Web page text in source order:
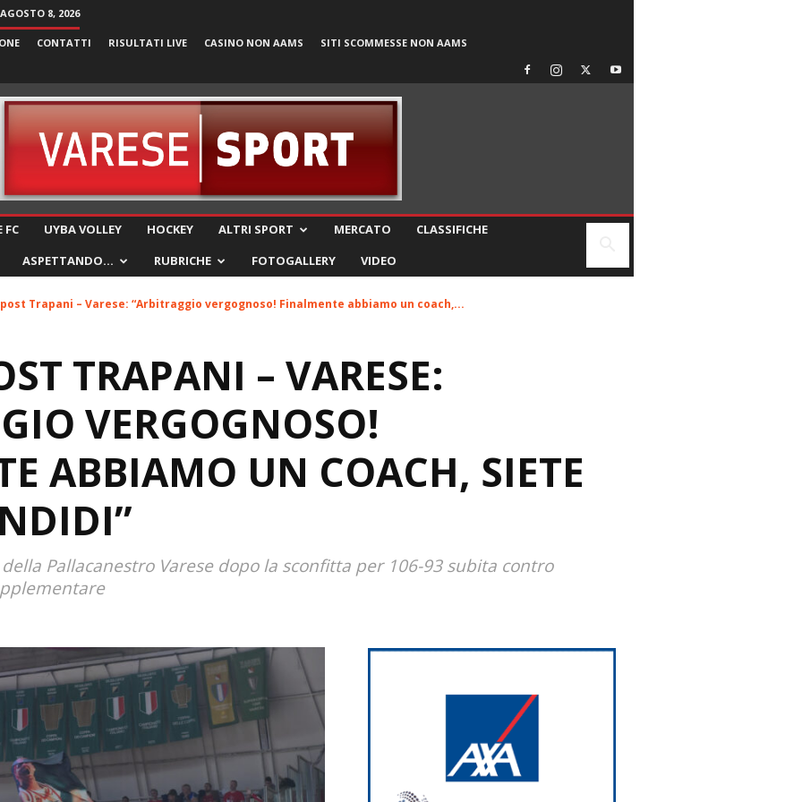
8, 2026
CONTATTI RISULTATI LIVE CASINO NON AAMS SITI SCOMMESSE NON AAMS
FC UYBA VOLLEY HOCKEY ALTRI SPORT MERCATO
CLASSIFICHE
ASPETTANDO…
RUBRICHE FOTOGALLERY VIDEO
Trapani – Varese: “Arbitraggio vergognoso! Finalmente abbiamo un coach,...
TRAPANI – VARESE:
VERGOGNOSO!
ABBIAMO UN COACH, SIETE
Pallacanestro Varese dopo la sconfitta per 106-93 subita contro